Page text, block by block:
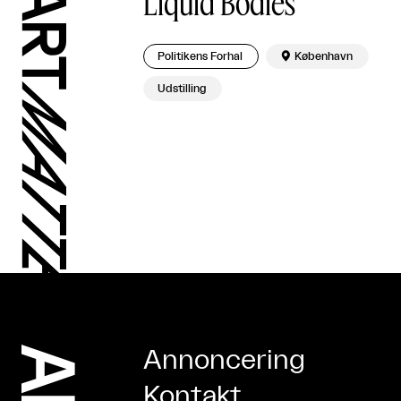
Politikens Forhal  København
Udstilling
Annoncering